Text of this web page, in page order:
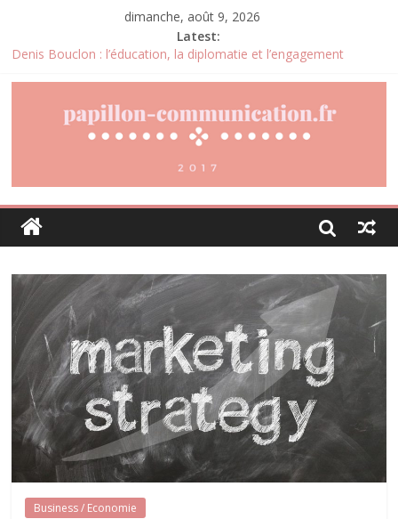
dimanche, août 9, 2026
Latest:
Denis Bouclon : l’éducation, la diplomatie et l’engagement
marchés africains
Pourquoi la gestion locative devient un levier stratégique pour
Daniel Moquet : quand les avis clients deviennent un levier
d’amélioration continue ?
Agria : une assurance santé animale conçue pour répondre aux
besoins des propriétaires
Business / Economie